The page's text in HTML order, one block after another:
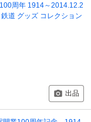
周年 1914～2014.12.2
道 グッズ コレクション
出品